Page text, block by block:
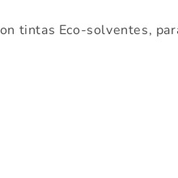
tintas Eco-solventes,